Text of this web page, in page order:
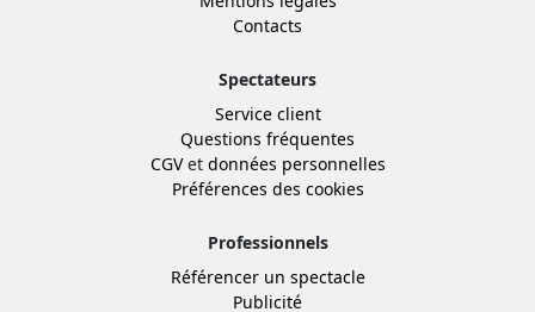
Contacts
Spectateurs
Service client
Questions fréquentes
CGVet données personnelles
Préférences des cookies
Professionnels
Référencer un spectacle
Publicité